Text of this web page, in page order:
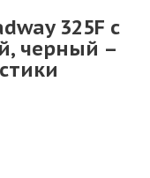
325F с
черный –